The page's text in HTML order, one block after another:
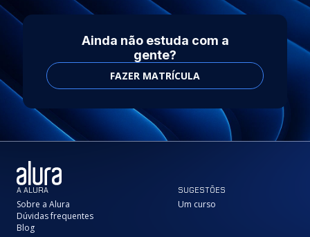
Ainda não estuda com a
gente?
FAZER MATRÍCULA
A ALURA
Sobre a Alura
Dúvidas frequentes
Blog
SUGESTÕES
Um curso